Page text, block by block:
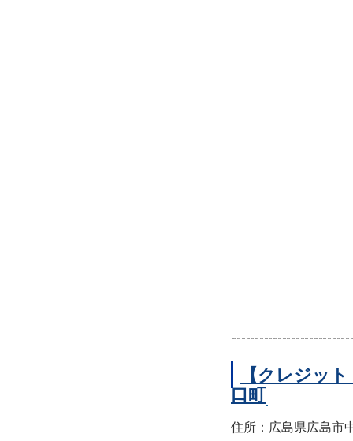
【クレジッ
口町
住所：広島県広島市